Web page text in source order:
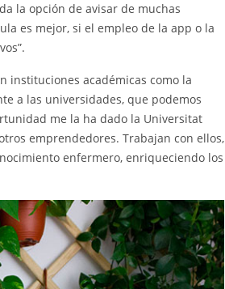
la opción de avisar de muchas
es mejor, si el empleo de la app o la
instituciones académicas como la
a las universidades, que podemos
me la ha dado la Universitat
emprendedores. Trabajan con ellos,
enfermero, enriqueciendo los